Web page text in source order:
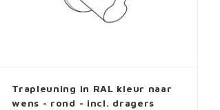
Trapleuning in RAL kleur naar
wens - rond - incl. dragers